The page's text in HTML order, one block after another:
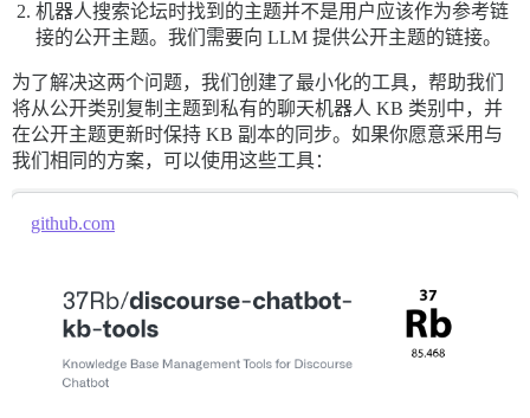
机器人搜索论坛时找到的主题并不是用户应该作为参考链
接的公开主题。我们需要向 LLM 提供公开主题的链接。
为了解决这两个问题，我们创建了最小化的工具，帮助我们
将从公开类别复制主题到私有的聊天机器人 KB 类别中，并
在公开主题更新时保持 KB 副本的同步。如果你愿意采用与
我们相同的方案，可以使用这些工具：
github.com